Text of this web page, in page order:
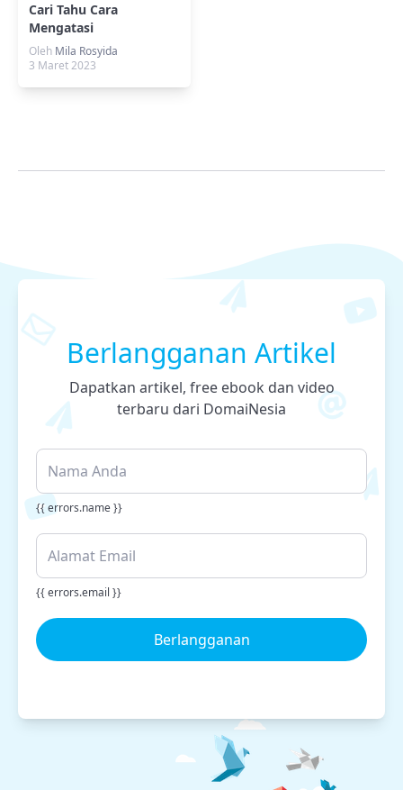
Cari Tahu Cara
Mengatasi
ERR_CACHE_MISS
Sekarang!
Oleh Mila Rosyida
3 Maret 2023
Berlangganan Artikel
Dapatkan artikel, free ebook dan video
terbaru dari DomaiNesia
{{ errors.name }}
{{ errors.email }}
Berlangganan